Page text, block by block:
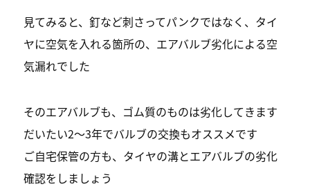
見てみると、釘など刺さってパンクではなく、タイ
ヤに空気を入れる箇所の、エアバルブ劣化による空
気漏れでした
そのエアバルブも、ゴム質のものは劣化してきます
だいたい2〜3年でバルブの交換もオススメです
ご自宅保管の方も、タイヤの溝とエアバルブの劣化
確認をしましょう